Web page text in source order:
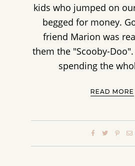
kids who jumped on
begged for money.
friend Marion was
them the "Scooby-
spending the
READ MORE